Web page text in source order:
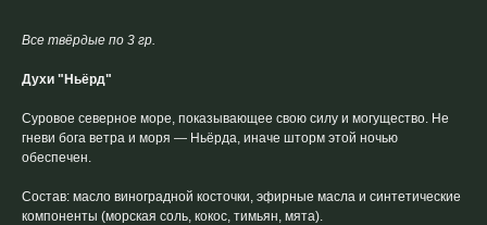
Все твёрдые по 3 гр.
Духи "Ньёрд"
Суровое северное море, показывающее свою силу и могущество. Не
гневи бога ветра и моря — Ньёрда, иначе шторм этой ночью
обеспечен.
Состав: масло виноградной косточки, эфирные масла и синтетические
компоненты (морская соль, кокос, тимьян, мята).